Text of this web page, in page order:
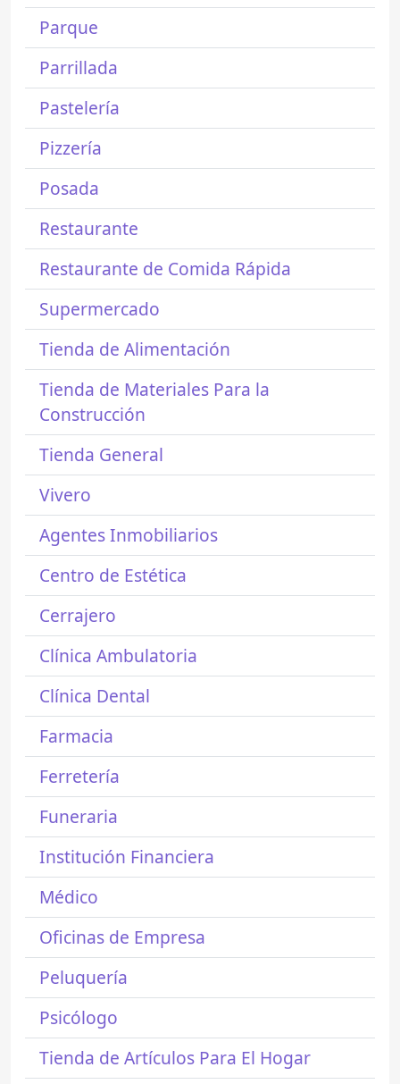
Parque
Parrillada
Pastelería
Pizzería
Posada
Restaurante
Restaurante de Comida Rápida
Supermercado
Tienda de Alimentación
Tienda de Materiales Para la
Construcción
Tienda General
Vivero
Agentes Inmobiliarios
Centro de Estética
Cerrajero
Clínica Ambulatoria
Clínica Dental
Farmacia
Ferretería
Funeraria
Institución Financiera
Médico
Oficinas de Empresa
Peluquería
Psicólogo
Tienda de Artículos Para El Hogar